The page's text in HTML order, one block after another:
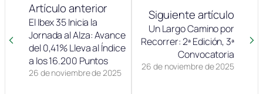
Artículo anterior
26 de noviembre de 2025
El Ibex 35 Inicia la
Jornada al Alza: Avance
del 0,41% Lleva al Índice
a los 16.200 Puntos
Siguiente artículo
26 de noviembre de 2025
Un Largo Camino por
Recorrer: 2ª Edición, 3ª
Convocatoria